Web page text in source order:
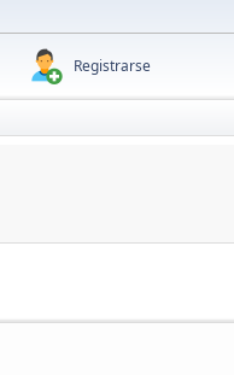
Registrarse